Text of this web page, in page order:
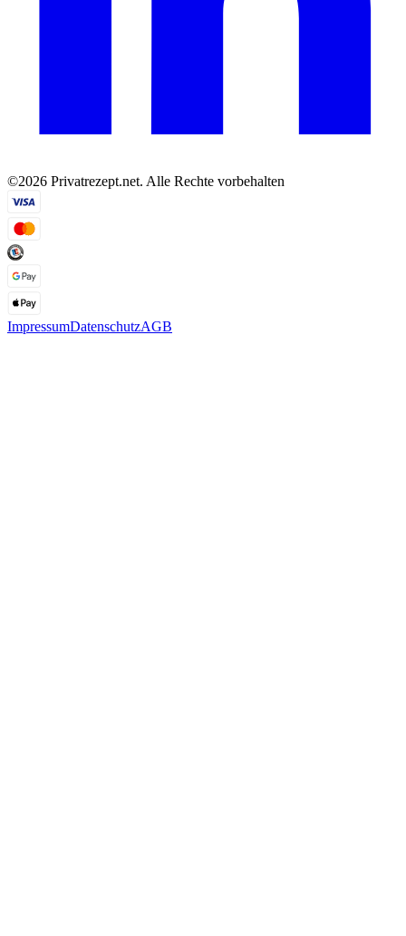
©2026 Privatrezept.net. Alle Rechte vorbehalten
ImpressumDatenschutzAGB